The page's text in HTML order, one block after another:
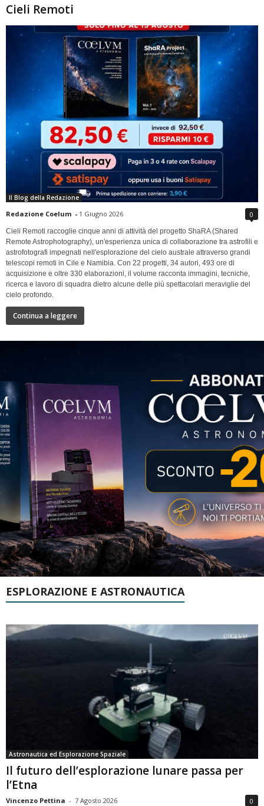
Cieli Remoti
Il Blog della Redazione
Redazione Coelum - 1 Giugno 2026 0
Cieli Remoti raccoglie cinque anni di attività del progetto ShaRA (Shared
Remote Astrophotography), un'esperienza unica di collaborazione tra astrofili e
astrofotografi impegnati nell'esplorazione del cielo australe attraverso grandi
telescopi remoti in Cile e Namibia. Con 22 progetti, 34 autori, 493 ore di
acquisizione e oltre 330 elaborazioni, il volume racconta immagini, tecniche,
ricerca e lavoro di squadra dietro alcune delle più spettacolari meraviglie del
cielo profondo.
Continua a leggere
ESPLORAZIONE E ASTRONAUTICA
Astronautica ed Esplorazione Spaziale
Il futuro dell’esplorazione lunare passa per
l’Etna
Vincenzo Pettina - 7 Agosto 2026 0